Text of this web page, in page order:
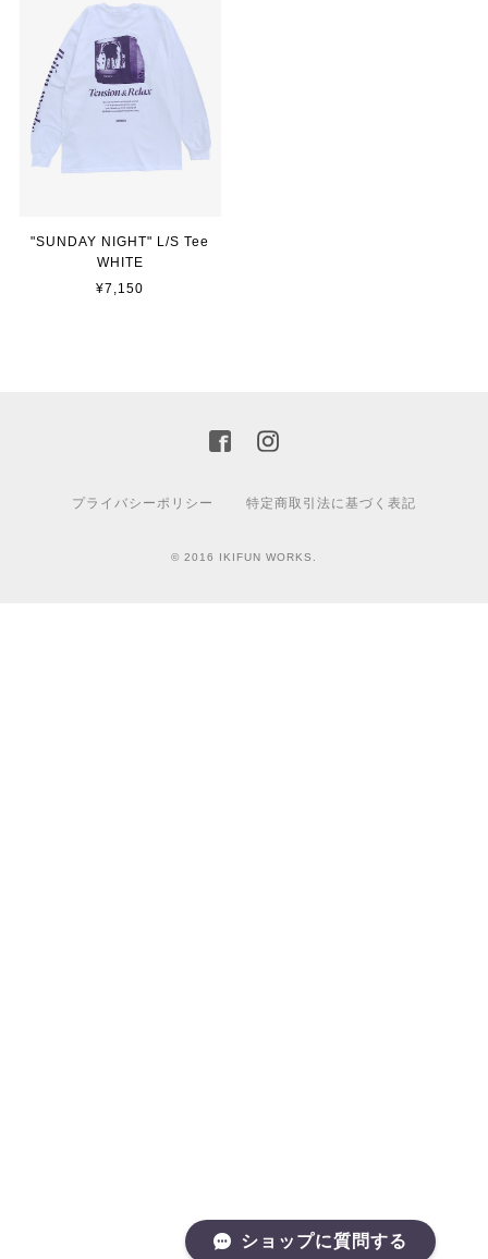
"SUNDAY NIGHT" L/S Tee
WHITE
¥7,150
プライバシーポリシー 特定商取引法に基づく表記
© 2016 IKIFUN WORKS.
ショップに質問する